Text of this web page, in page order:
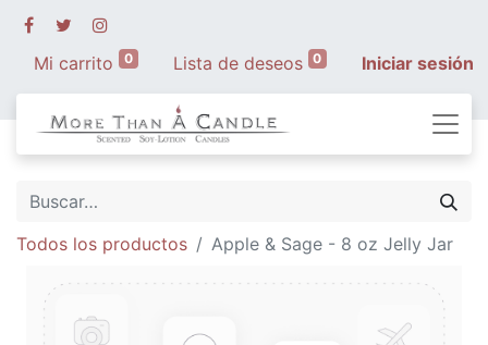
Mi carrito 0 Lista de deseos 0 Iniciar sesión
Todos los productos Apple & Sage - 8 oz Jelly Jar